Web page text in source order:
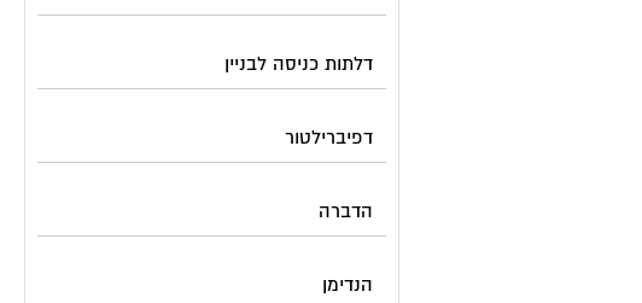
דלתות כניסה לבניין
דפיברילטור
הדברה
הנדימן